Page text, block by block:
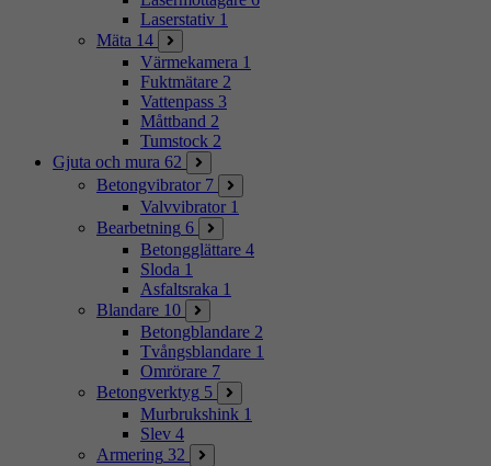
Laserstativ 1
Mäta 14
Värmekamera 1
Fuktmätare 2
Vattenpass 3
Måttband 2
Tumstock 2
Gjuta och mura 62
Betongvibrator 7
Valvvibrator 1
Bearbetning 6
Betongglättare 4
Sloda 1
Asfaltsraka 1
Blandare 10
Betongblandare 2
Tvångsblandare 1
Omrörare 7
Betongverktyg 5
Murbrukshink 1
Slev 4
Armering 32